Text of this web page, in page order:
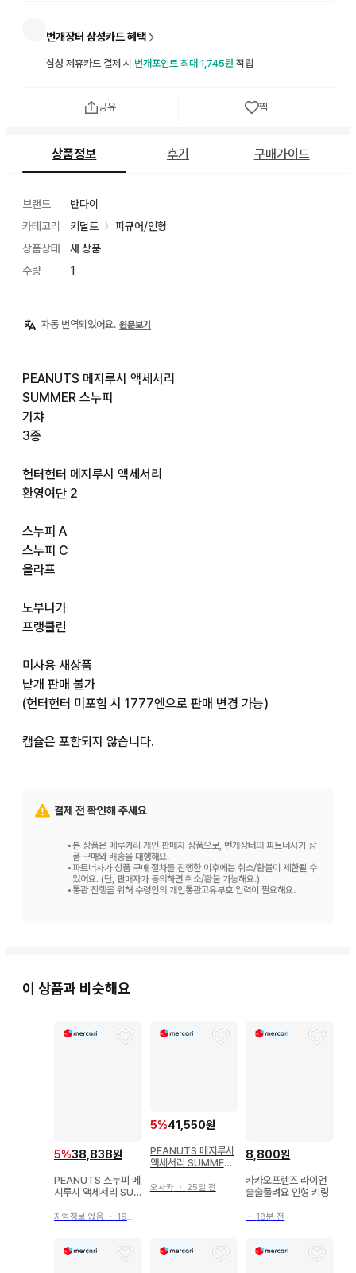
번개장터 삼성카드 혜택
삼성 제휴카드 결제 시 번개포인트 최대 1,745원 적립
공유 찜
상품정보 후기 구매가이드
브랜드
반다이
카테고리
키덜트 〉
피규어/인형
상품상태
새 상품
수량
1
자동 번역되었어요. 원문보기
PEANUTS 메지루시 액세서리
SUMMER 스누피
가챠
3종
헌터헌터 메지루시 액세서리
환영여단 2
스누피 A
스누피 C
올라프
노부나가
프랭클린
미사용 새상품
낱개 판매 불가
(헌터헌터 미포함 시 1777엔으로 판매 변경 가능)
캡슐은 포함되지 않습니다.
가챠가챠 상품 특성상 초기 불량이나 페인팅 불균일 등이 있을
이해해 주시는 분만 구매 부탁드립니다.
결제 전 확인해 주세요
•본 상품은 메루카리 개인 판매자 상품으로, 번개장터의 파트너사가 상
품 구매와 배송을 대행해요.
•파트너사가 상품 구매 절차를 진행한 이후에는 취소/환불이 제한될 수
있어요. (단, 판매자가 동의하면 취소/환불 가능해요.)
•통관 진행을 위해 수령인의 개인통관고유부호 입력이 필요해요.
이 상품과 비슷해요
5%38,838원
PEANUTS 스누피 메
지루시 액세서리 SU
지역정보 없음 ・ 19일 전
5%41,550원
PEANUTS 메지루시
액세서리 SUMMER
오사카・ 25일 전
8,800원
카카오프렌즈 라이언
술술풀려요 인형 키링
・ 18분 전